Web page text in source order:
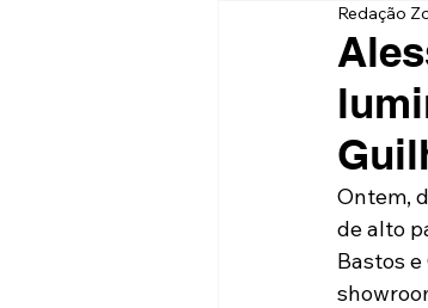
Redação
Ontem,
de alto
Bastos